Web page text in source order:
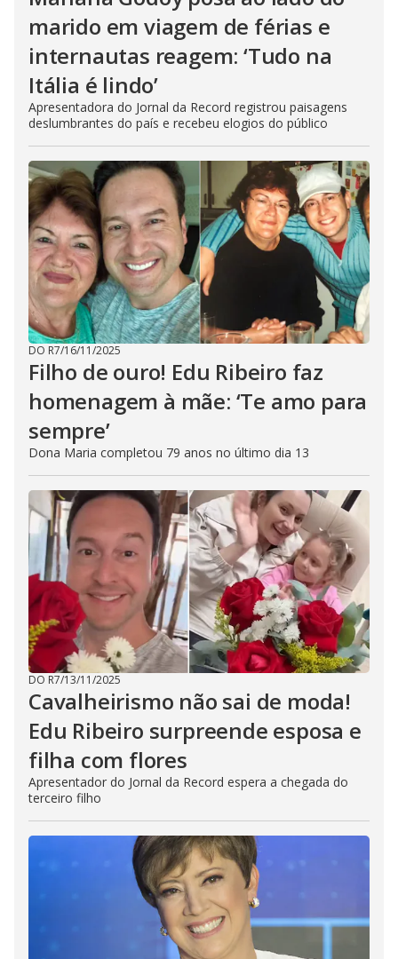
marido em viagem de férias e
internautas reagem: ‘Tudo na
Itália é lindo’
Apresentadora do Jornal da Record registrou paisagens
deslumbrantes do país e recebeu elogios do público
DO R7/16/11/2025
Filho de ouro! Edu Ribeiro faz
homenagem à mãe: ‘Te amo para
sempre’
Dona Maria completou 79 anos no último dia 13
DO R7/13/11/2025
Cavalheirismo não sai de moda!
Edu Ribeiro surpreende esposa e
filha com flores
Apresentador do Jornal da Record espera a chegada do
terceiro filho